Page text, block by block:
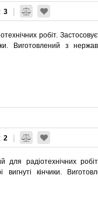
3
робіт.
Виготовлений з
2
для радіотехнічних
кінчики.